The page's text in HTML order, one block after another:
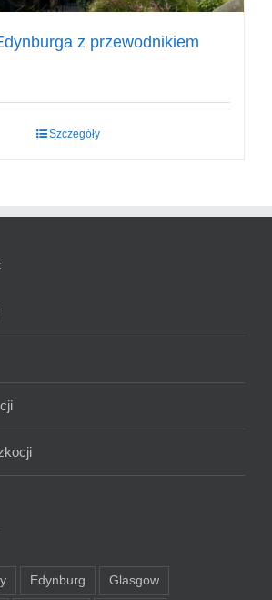
z przewodnikiem
Szczegóły
Edynburg Glasgow